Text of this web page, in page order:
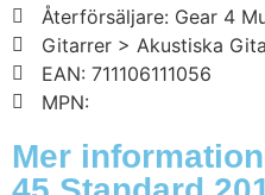
Återförsäljare: Gear 4
Gitarrer > Akustiska
EAN: 711106111056
MPN:
Mer